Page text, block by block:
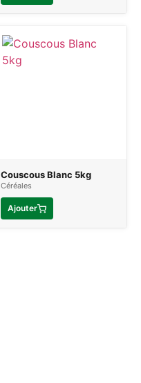
Couscous Blanc 5kg
Céréales
Ajouter